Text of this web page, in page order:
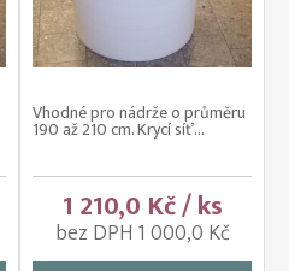
Vhodné pro nádrže o průměru
190 až 210 cm. Krycí síť...
1 210,0 Kč / ks
bez DPH 1 000,0 Kč